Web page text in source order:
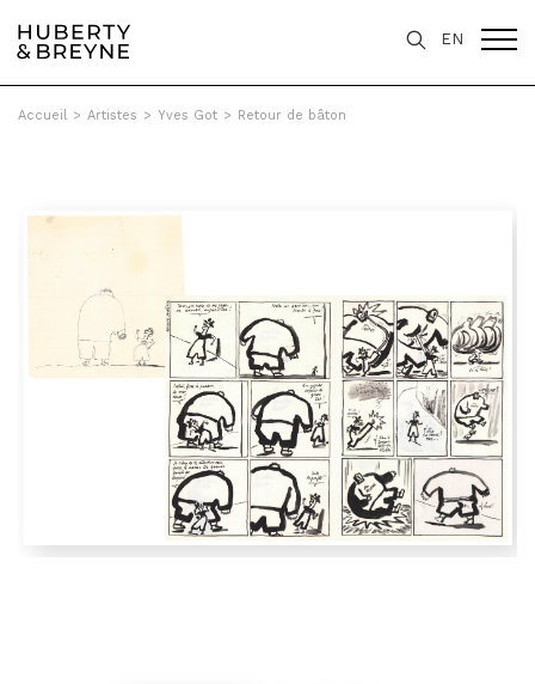
EN
Accueil > Artistes > Yves Got > Retour de bâton